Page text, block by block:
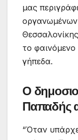
μας
το
γήπεδα.
Ο
Παπαδής
“Όταν